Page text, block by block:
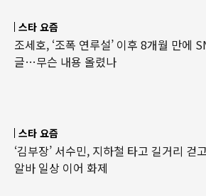
스타 요즘
조세호, ‘조폭 연루설’ 이후 8개월 만에
글…무슨 내용 올렸나
스타 요즘
‘김부장’ 서수민, 지하철 타고 길거리 걷
알바 일상 이어 화제